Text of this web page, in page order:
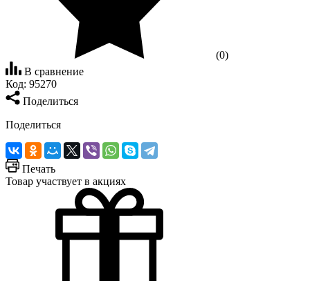
(0)
В сравнение
Код: 95270
Поделиться
Поделиться
Печать
Товар участвует в акциях